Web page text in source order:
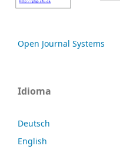
Open Journal Systems
Idioma
Deutsch
English